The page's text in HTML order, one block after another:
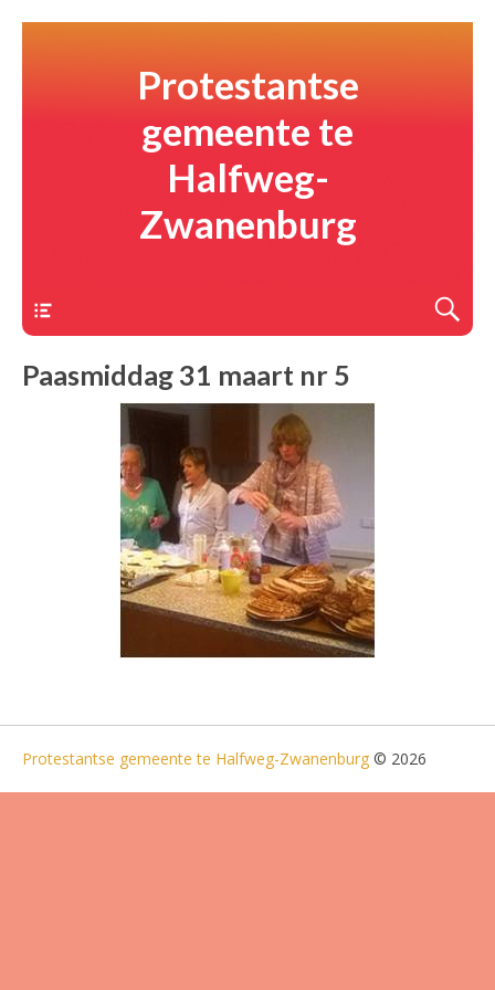
Protestantse
gemeente te
Halfweg-
Zwanenburg
Paasmiddag 31 maart nr 5
Protestantse gemeente te Halfweg-Zwanenburg © 2026